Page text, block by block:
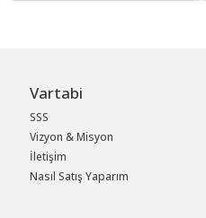
Vartabi
SSS
Vizyon & Misyon
İletişim
Nasıl Satış Yaparım